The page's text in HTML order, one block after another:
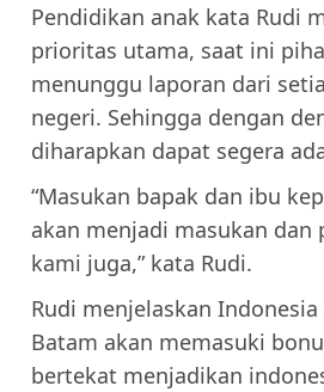
Pendidikan anak kata Rudi
prioritas utama, saat ini
menunggu laporan dari
negeri. Sehingga dengan
diharapkan dapat segera
“Masukan bapak dan ibu
akan menjadi masukan dan
kami juga,” kata Rudi.
Rudi menjelaskan
Batam akan memasuki
bertekat menjadikan